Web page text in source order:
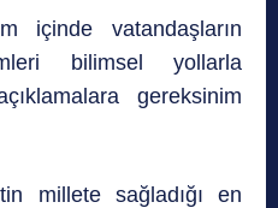
içinde vatandaşların
bilimsel yollarla
gereksinim
millete sağladığı en